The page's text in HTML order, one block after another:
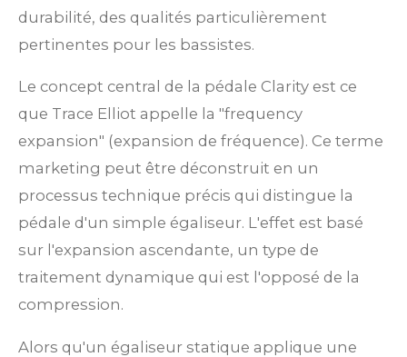
durabilité, des qualités particulièrement
pertinentes pour les bassistes.
Le concept central de la pédale Clarity est ce
que Trace Elliot appelle la "frequency
expansion" (expansion de fréquence). Ce terme
marketing peut être déconstruit en un
processus technique précis qui distingue la
pédale d'un simple égaliseur. L'effet est basé
sur l'expansion ascendante, un type de
traitement dynamique qui est l'opposé de la
compression.
Alors qu'un égaliseur statique applique une